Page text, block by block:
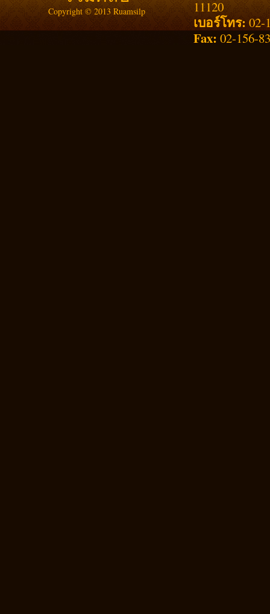
Copyright © 2013 Ruamsilp
11120
เบอร์โทร: 02-
Fax: 02-156-